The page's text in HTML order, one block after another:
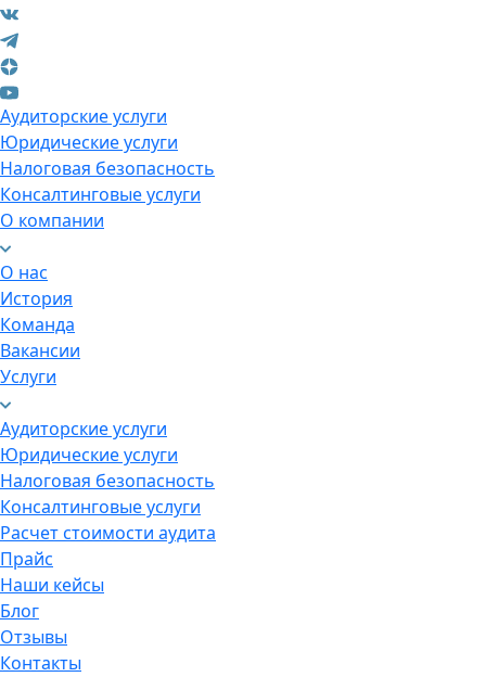
Аудиторские услуги
Юридические услуги
Налоговая безопасность
Консалтинговые услуги
О компании
О нас
История
Команда
Вакансии
Услуги
Аудиторские услуги
Юридические услуги
Налоговая безопасность
Консалтинговые услуги
Расчет стоимости аудита
Прайс
Наши кейсы
Блог
Отзывы
Контакты